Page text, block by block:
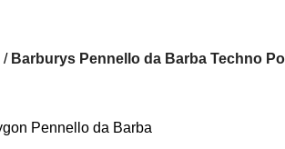
Barburys Pennello da Barba Techno